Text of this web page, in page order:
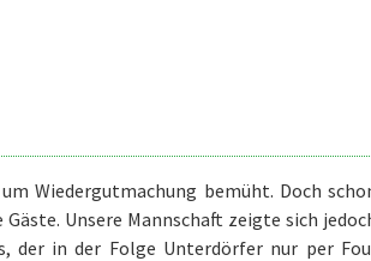
Wiedergutmachung bemüht. Doch
Unsere Mannschaft zeigte sich
der in der Folge Unterdörfer nur per